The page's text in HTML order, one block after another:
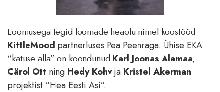
Loomusega tegid loomade heaolu nimel koostööd
KittleMood partnerluses Pea Peenraga. Ühise EKA
“katuse alla” on koondunud Karl Joonas Alamaa,
Cärol Ott ning Hedy Kohvja Kristel Akerman
projektist “Hea Eesti Asi”.